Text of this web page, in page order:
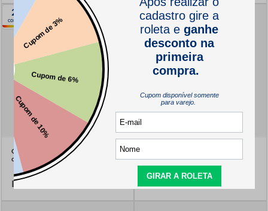
2
cores
Cordao de Algodao Luli 3mm Rolo
com 100 Metros
Indisponível
2
cores
com 100 Metros